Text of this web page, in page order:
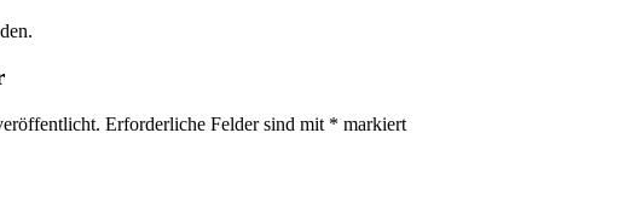
Erforderliche Felder sind mit * markiert